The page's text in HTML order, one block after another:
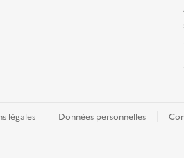
légales Données personnelles